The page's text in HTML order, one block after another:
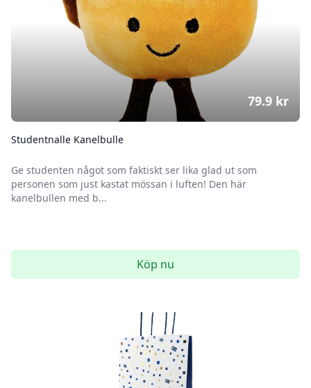
Studentnalle Kanelbulle
Ge studenten något som faktiskt ser lika glad ut som
personen som just kastat mössan i luften! Den här
kanelbullen med b...
79.9 kr
Köp nu